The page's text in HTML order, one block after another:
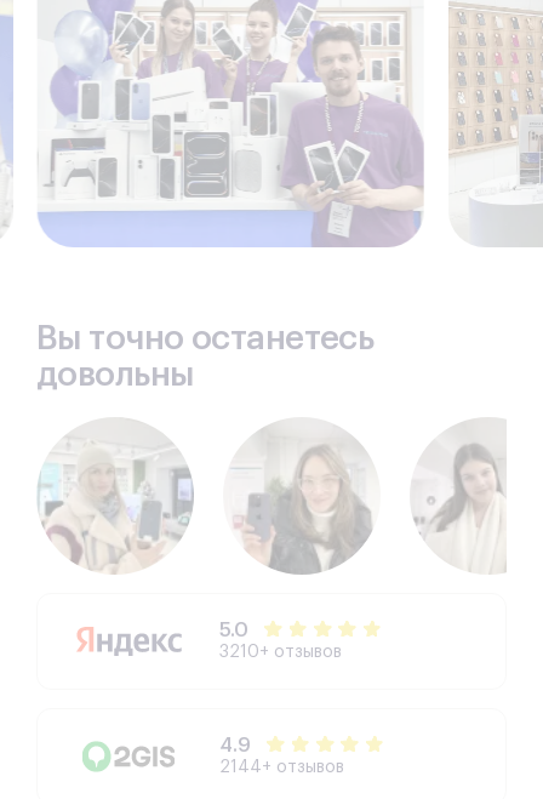
окончательно попрощаться с ним, обратившись к
самоучкам, либо попытавшись решить проблему
собственноручно.
Вы точно останетесь
довольны
5.0
3210+ отзывов
4.9
2144+ отзывов